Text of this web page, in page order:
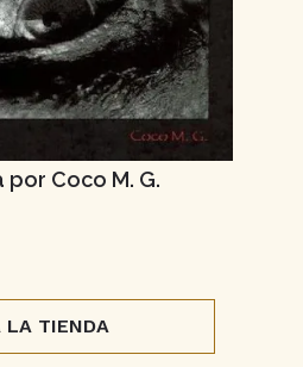
por Coco M. G.
LA TIENDA